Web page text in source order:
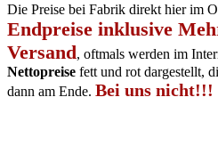
Die Preise bei Fabrik direkt hier im
Endpreise inklusive
Versand, oftmals werden im
Nettopreise fett und rot dargestellt,
dann am Ende. Bei uns nicht!!!